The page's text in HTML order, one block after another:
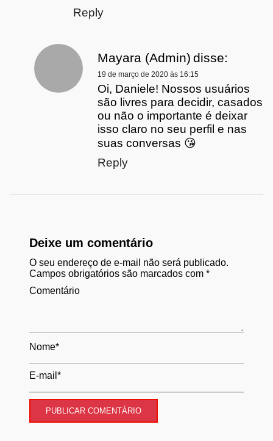
Reply
Mayara (Admin) disse:
19 de março de 2020 às 16:15
Oi, Daniele! Nossos usuários
são livres para decidir, casados
ou não o importante é deixar
isso claro no seu perfil e nas
suas conversas 😘
Reply
Deixe um comentário
O seu endereço de e-mail não será publicado.
Campos obrigatórios são marcados com *
Comentário
Nome*
E-mail *